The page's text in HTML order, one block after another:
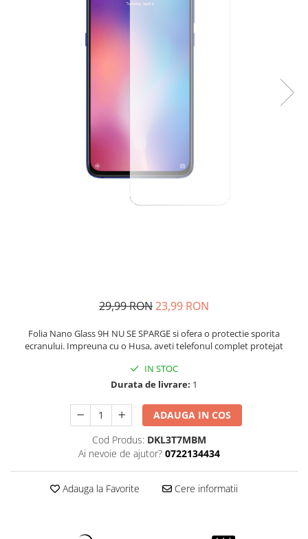
29,99 RON23,99 RON
Folia Nano Glass 9H NU SE SPARGE si ofera o protectie sporita
ecranului. Impreuna cu o Husa, aveti telefonul complet protejat
IN STOC
Durata de livrare: 1
ADAUGA IN COS
Cod Produs: DKL3T7MBM
Ai nevoie de ajutor? 0722134434
Adauga la Favorite Cere informatii